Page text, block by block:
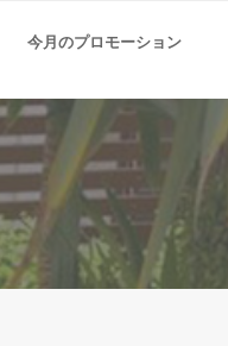
今月のプロモーション